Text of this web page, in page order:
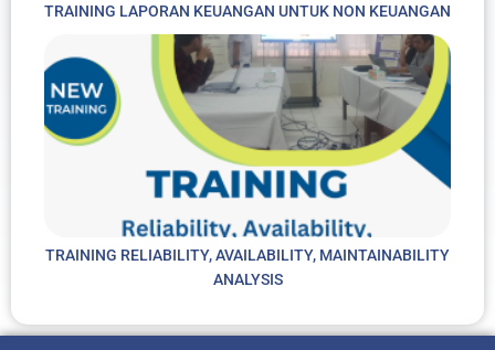
TRAINING LAPORAN KEUANGAN UNTUK NON KEUANGAN
TRAINING RELIABILITY, AVAILABILITY, MAINTAINABILITY
ANALYSIS